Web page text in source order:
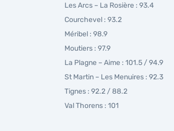
Les Arcs – La Rosière : 93.4
Courchevel : 93.2
Méribel : 98.9
Moutiers : 97.9
La Plagne – Aime : 101.5 / 94.9
St Martin – Les Menuires : 92.3
Tignes : 92.2 / 88.2
Val Thorens : 101